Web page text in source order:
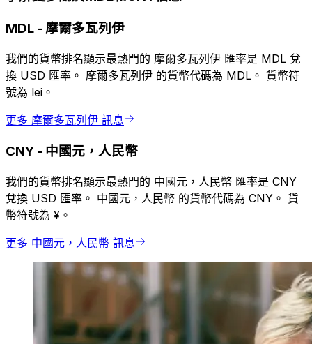
MDL - 摩爾多瓦列伊
我們的貨幣排名顯示最熱門的 摩爾多瓦列伊 匯率是 MDL 兌
換 USD 匯率。 摩爾多瓦列伊 的貨幣代碼為 MDL。 貨幣符
號為 lei。
更多 摩爾多瓦列伊 訊息
CNY - 中國元，人民幣
我們的貨幣排名顯示最熱門的 中國元，人民幣 匯率是 CNY
兌換 USD 匯率。 中國元，人民幣 的貨幣代碼為 CNY。 貨
幣符號為 ¥。
更多 中國元，人民幣 訊息